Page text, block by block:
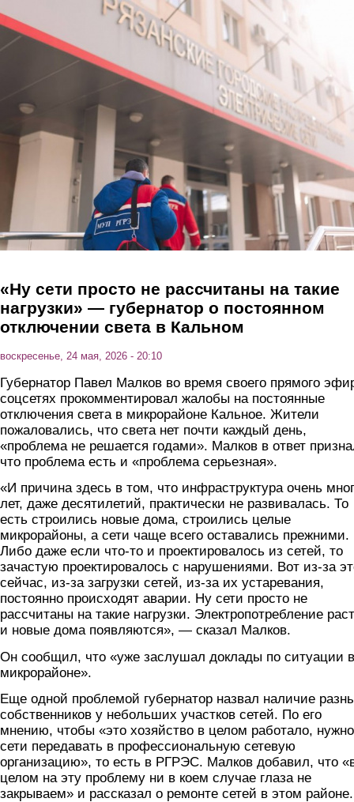
Перейти к основному содержанию
«Ну сети просто не рассчитаны на такие
нагрузки» — губернатор о постоянном
отключении света в Кальном
воскресенье, 24 мая, 2026 - 20:10
Губернатор Павел Малков во время своего прямого
соцсетях прокомментировал жалобы на постоянные
отключения света в микрорайоне Кальное. Жители
пожаловались, что света нет почти каждый день,
«проблема не решается годами». Малков в ответ
что проблема есть и «проблема серьезная».
«И причина здесь в том, что инфраструктура очень
лет, даже десятилетий, практически не развивалась. То
есть строились новые дома, строились целые
микрорайоны, а сети чаще всего оставались прежними.
Либо даже если что-то и проектировалось из сетей, то
зачастую проектировалось с нарушениями. Вот из-за
сейчас, из-за загрузки сетей, из-за их устаревания,
постоянно происходят аварии. Ну сети просто не
рассчитаны на такие нагрузки. Электропотребление
и новые дома появляются», — сказал Малков.
Он сообщил, что «уже заслушал доклады по ситуации в
микрорайоне».
Еще одной проблемой губернатор назвал наличие
собственников у небольших участков сетей. По его
мнению, чтобы «это хозяйство в целом работало, нужно
сети передавать в профессиональную сетевую
организацию», то есть в РГРЭС. Малков добавил, что
целом на эту проблему ни в коем случае глаза не
закрываем» и рассказал о ремонте сетей в этом районе.